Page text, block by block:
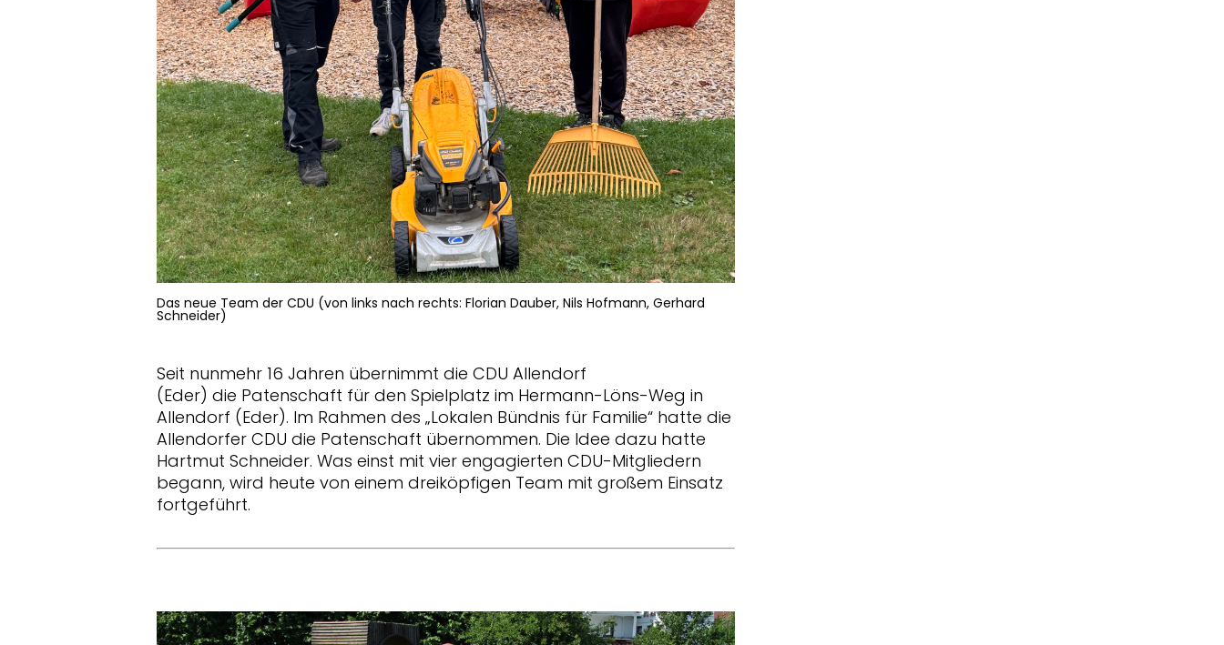
Das neue Team der CDU (von links nach rechts: Florian Dauber, Nils Hofmann, Gerhard
Schneider)
Seit nunmehr 16 Jahren übernimmt die CDU Allendorf
(Eder) die Patenschaft für den Spielplatz im Hermann-Löns-Weg in
Allendorf (Eder). Im Rahmen des „Lokalen Bündnis für Familie“ hatte die
Allendorfer CDU die Patenschaft übernommen. Die Idee dazu hatte
Hartmut Schneider. Was einst mit vier engagierten CDU-Mitgliedern
begann, wird heute von einem dreiköpfigen Team mit großem Einsatz
fortgeführt.